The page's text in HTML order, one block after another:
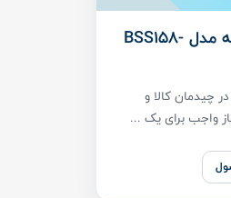
قفسه فروشگاهی یک‌طرفه مدل BSS158-
چیدمان کالا و
واجب برای یک ...